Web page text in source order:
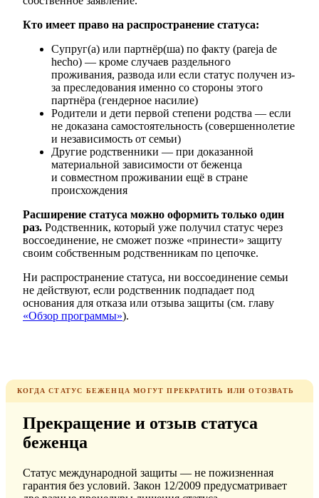
Кто имеет право на распространение статуса:
Супруг(а) или партнёр(ша) по факту (pareja de
hecho) — кроме случаев раздельного
проживания, развода или если статус получен из-
за преследования именно со стороны этого
партнёра (гендерное насилие)
Родители и дети первой степени родства — если
не доказана самостоятельность (совершеннолетие
и независимость от семьи)
Другие родственники — при доказанной
материальной зависимости от беженца
и совместном проживании ещё в стране
происхождения
Расширение статуса можно оформить только один
раз. Родственник, который уже получил статус через
воссоединение, не сможет позже «принести» защиту
своим собственным родственникам по цепочке.
Ни распространение статуса, ни воссоединение семьи
не действуют, если родственник подпадает под
основания для отказа или отзыва защиты (см. главу
«Обзор программы»).
КОГДА СТАТУС БЕЖЕНЦА МОГУТ ПРЕКРАТИТЬ ИЛИ ОТОЗВАТЬ
Прекращение и отзыв статуса
беженца
Статус международной защиты — не пожизненная
гарантия без условий. Закон 12/2009 предусматривает